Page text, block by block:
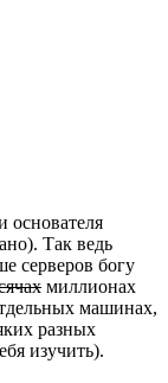
основателя
Так ведь
серверов богу
миллионах
машинах,
разных
изучить).